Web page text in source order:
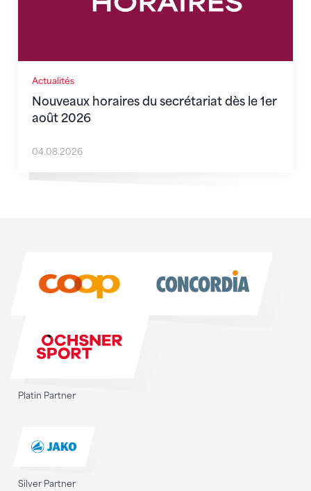
Actualités
Nouveaux horaires du secrétariat dès le 1er
août 2026
04.08.2026
Platin Partner
Silver Partner